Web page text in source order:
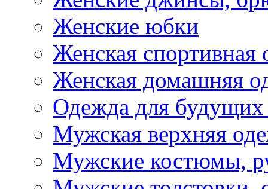
Женские юбки
Женская спортивная
Женская домашняя
Одежда для
Мужская верхняя
Мужские костюмы,